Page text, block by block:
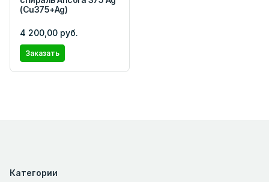
(Cu375+Ag)
4 200,00 руб.
Заказать
Категории